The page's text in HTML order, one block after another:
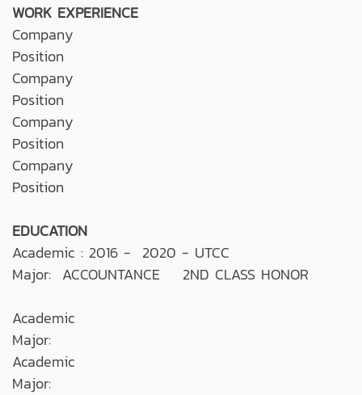
WORK EXPERIENCE
Company
Position
Company
Position
Company
Position
Company
Position
EDUCATION
Academic : 2016 - 2020 - UTCC
Major: ACCOUNTANCE 2ND CLASS HONOR
Academic
Major:
Academic
Major: